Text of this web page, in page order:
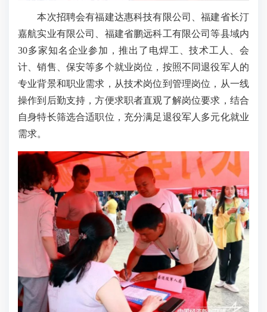
本次招聘会有福建达惠科技有限公司、福建省长汀
嘉航实业有限公司、福建省鹏远科工有限公司等县域内
30多家知名企业参加，推出了电焊工、技术工人、会
计、销售、保安等多个就业岗位，按照不同退役军人的
专业背景和职业需求，从技术岗位到管理岗位，从一线
操作到后勤支持，方便求职者直观了解岗位要求，结合
自身特长筛选合适职位，充分满足退役军人多元化就业
需求。